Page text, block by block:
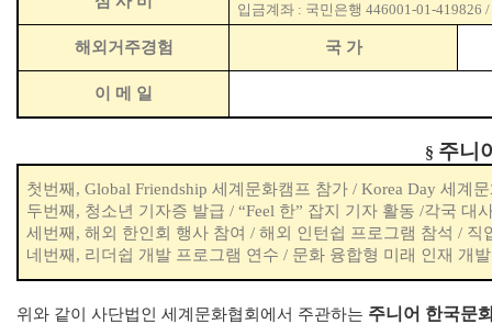
입금계좌 : 국민은행 446001-01-419826 /
해외거주경험 국 가
이 메 일
§ 주니
첫번째 , Global Friendship 세계문화캠프 참가 / Korea Day 세계
두번째 , 청소년 기자증 발급 / “Feel 한” 잡지 기자 활동 /각국 대
세번째 , 해외 한인회 행사 참여 / 해외 인턴쉽 프로그램 참석 / 직
네번째 , 리더쉽 개발 프로그램 연수 / 문화 융합형 미래 인재 개발
위와 같이 사단법인 세계문화협회에서 주관하는 주니어 한국문